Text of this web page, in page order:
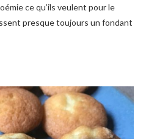
ce qu’ils veulent pour le
presque toujours un fondant